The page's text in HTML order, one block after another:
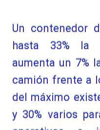
Un contenedor
hasta 33% la
aumenta un 7%
camión frente a
del máximo
y 30% varios